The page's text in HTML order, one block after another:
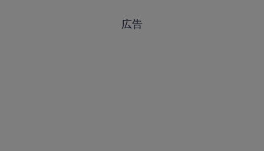
広告